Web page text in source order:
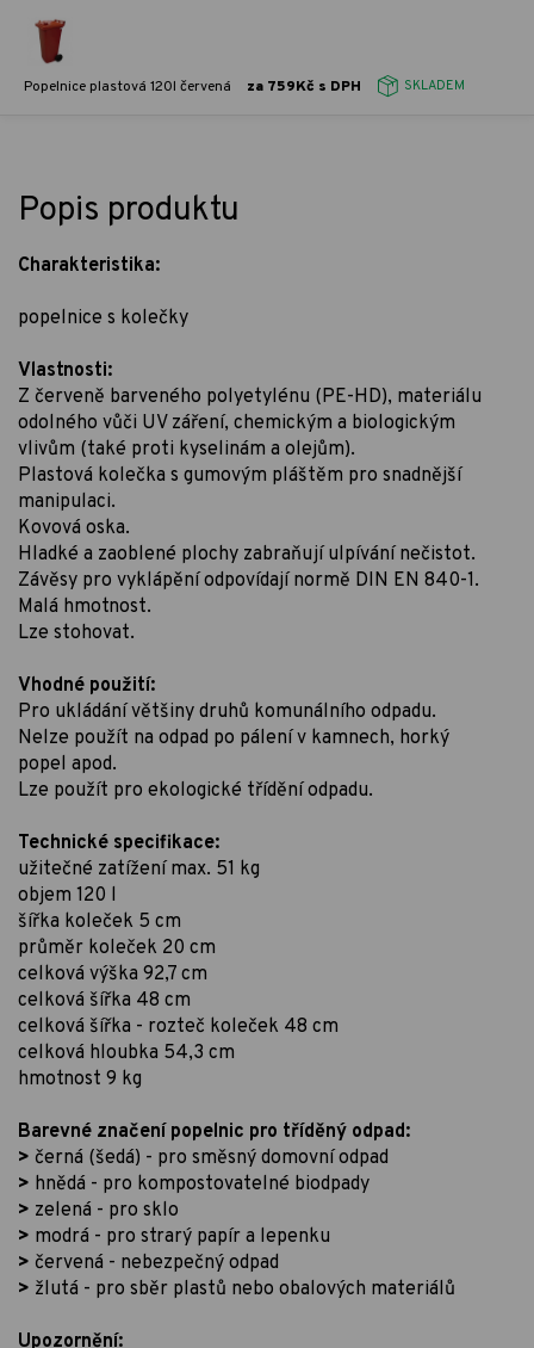
Popelnice plastová 120l červená za 759Kč s DPH SKLADEM
Popis produktu
Charakteristika:
popelnice s kolečky
Vlastnosti:
Z červeně barveného polyetylénu (PE-HD), materiálu
odolného vůči UV záření, chemickým a biologickým
vlivům (také proti kyselinám a olejům).
Plastová kolečka s gumovým pláštěm pro snadnější
manipulaci.
Kovová oska.
Hladké a zaoblené plochy zabraňují ulpívání nečistot.
Závěsy pro vyklápění odpovídají normě DIN EN 840-1.
Malá hmotnost.
Lze stohovat.
Vhodné použití:
Pro ukládání většiny druhů komunálního odpadu.
Nelze použít na odpad po pálení v kamnech, horký
popel apod.
Lze použít pro ekologické třídění odpadu.
Technické specifikace:
užitečné zatížení max. 51 kg
objem 120 l
šířka koleček 5 cm
průměr koleček 20 cm
celková výška 92,7 cm
celková šířka 48 cm
celková šířka - rozteč koleček 48 cm
celková hloubka 54,3 cm
hmotnost 9 kg
Barevné značení popelnic pro tříděný odpad:
> černá (šedá) - pro směsný domovní odpad
> hnědá - pro kompostovatelné biodpady
> zelená - pro sklo
> modrá - pro strarý papír a lepenku
> červená - nebezpečný odpad
> žlutá - pro sběr plastů nebo obalových materiálů
Upozornění: